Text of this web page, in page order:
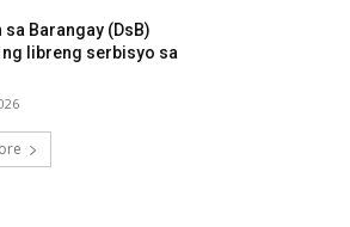
sa Barangay (DsB)
libreng serbisyo sa